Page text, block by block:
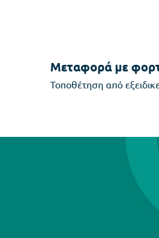
Μεταφορά με
Τοποθέτηση από